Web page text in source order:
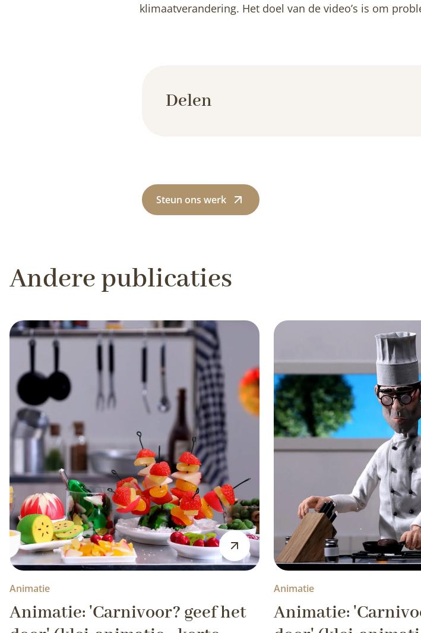
klimaatverandering. Het doel van de video’s is om
Delen
Steun ons werk
Andere publicaties
Animatie
Animatie: 'Carnivoor? geef het
Animatie
Animatie: